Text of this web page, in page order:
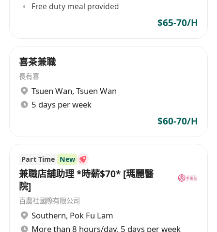
Free duty meal provided
$65-70/H
喜茶兼職
長有喜
Tsuen Wan, Tsuen Wan
5 days per week
$60-70/H
Part Time New
兼職店舖助理 *時薪$70* [瑪麗醫
院]
百農社國際有限公司
Southern, Pok Fu Lam
More than 8 hours/day, 5 days per week